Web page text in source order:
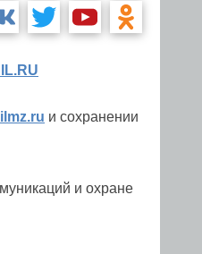
и сохранении
и охране